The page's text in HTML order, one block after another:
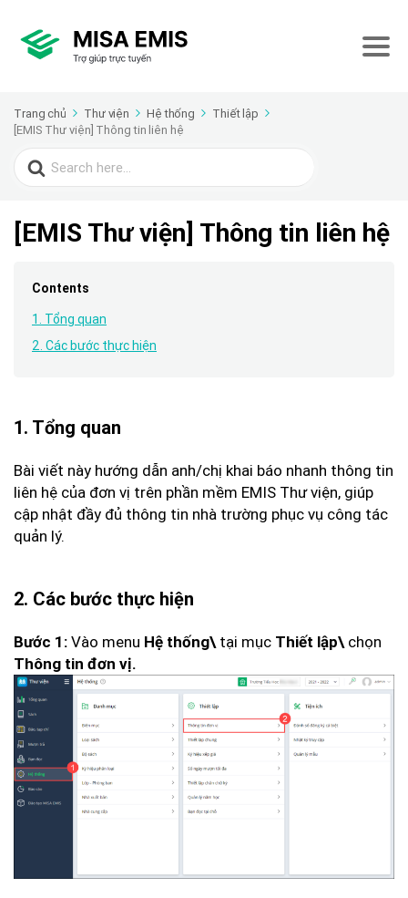
Trang chủ Thư viện Hệ thống
Thiết lập
[EMIS Thư viện] Thông tin liên hệ
Search
for:
[EMIS Thư viện] Thông tin liên hệ
Contents
1. Tổng quan
2. Các bước thực hiện
1. Tổng quan
Bài viết này hướng dẫn anh/chị khai báo nhanh thông tin
liên hệ của đơn vị trên phần mềm EMIS Thư viện, giúp
cập nhật đầy đủ thông tin nhà trường phục vụ công tác
quản lý.
2. Các bước thực hiện
Bước 1: Vào menu Hệ thống\ tại mục Thiết lập\ chọn
Thông tin đơn vị.